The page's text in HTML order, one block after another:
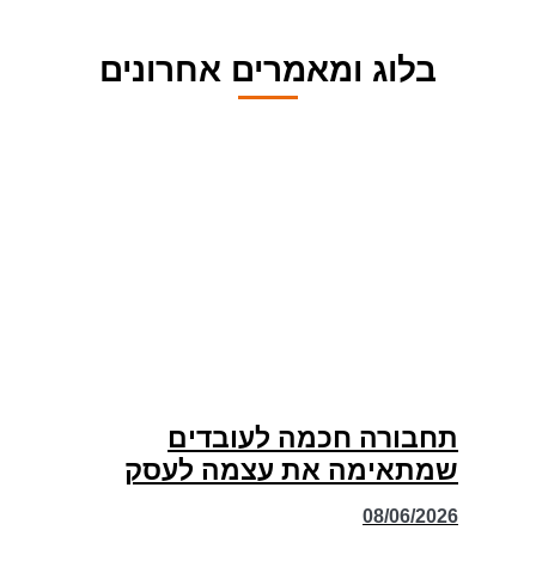
בלוג ומאמרים אחרונים
תחבורה חכמה לעובדים
שמתאימה את עצמה לעסק
08/06/2026